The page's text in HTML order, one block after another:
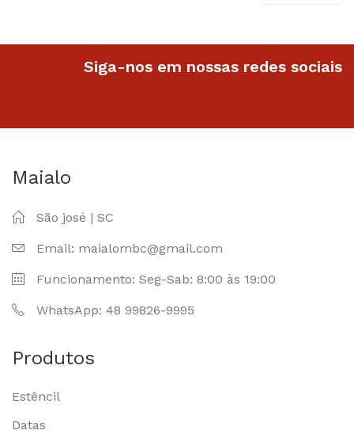
Siga-nos em nossas redes sociais
Maialo
São josé | SC
Email: maialombc@gmail.com
Funcionamento: Seg-Sab: 8:00 às 19:00
WhatsApp: 48 99826-9995
Produtos
Estêncil
Datas